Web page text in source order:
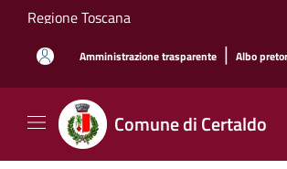
Salta al contenuto principale
Regione Toscana
Amministrazione trasparente | Albo
Comune di Certaldo